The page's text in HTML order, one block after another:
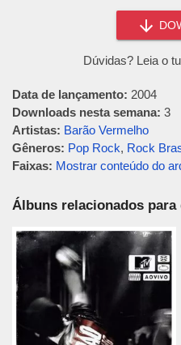
Dúvidas? Leia o
Data de lançamento: 2004
Downloads nesta semana: 3
Artistas: Barão Vermelho
Gêneros: Pop Rock, Rock
Faixas: Mostrar conteúdo do
Álbuns relacionados para